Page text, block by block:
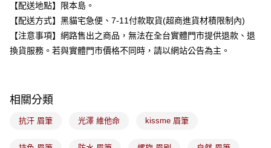
【大哥付你分期使用說明】
1.本服務由台灣大哥大提供，台灣大哥大用戶可立即使用無須另外申請。
2.付款方式選擇「大哥付你分期」，訂單成立後會自動跳轉到大哥付的交易
流程，驗證手機門號後，選擇欲分期的期數、繳款截止日，確認付款後即完
成交易。
法說明評估內容。
1.分期款項不併入電信帳單，「大哥付你分期」於每月結算日後寄送繳費提
2.透過簡訊連結打開帳單後，可選擇「超商條碼／台灣大直營門市／銀行轉
ATM付款
運送方式
每筆NT$100，滿NT$899(含以上)免運費
【配送地點】限本島。
【配送方式】黑貓宅急便、7-11付款取貨(超商進貨材積限制內)
【注意事項】網路售出之商品，無法在全台實體門市提供退款、退
換貨服務。若與實體門市價格不同時，請以網站公告為主。
相關分類
抗汗 眉筆 光澤 維他命 kissme 眉筆